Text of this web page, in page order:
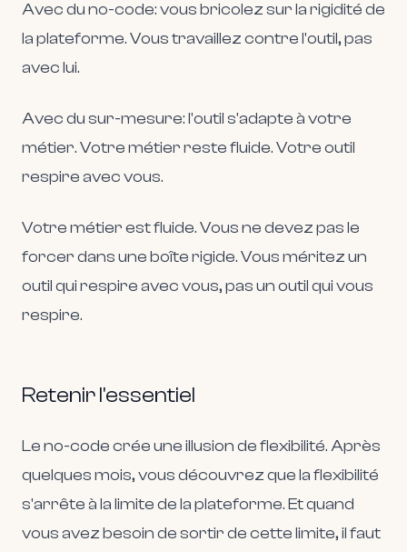
Avec du no-code: vous bricolez sur la rigidité de
la plateforme. Vous travaillez contre l'outil, pas
avec lui.
Avec du sur-mesure: l'outil s'adapte à votre
métier. Votre métier reste fluide. Votre outil
respire avec vous.
Votre métier est fluide. Vous ne devez pas le
forcer dans une boîte rigide. Vous méritez un
outil qui respire avec vous, pas un outil qui vous
respire.
Retenir l'essentiel
Le no-code crée une illusion de flexibilité. Après
quelques mois, vous découvrez que la flexibilité
s'arrête à la limite de la plateforme. Et quand
vous avez besoin de sortir de cette limite, il faut